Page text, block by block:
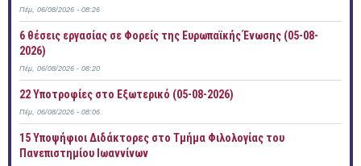
Πέμ, 06/08/2026 - 08:26
6 θέσεις εργασίας σε Φορείς της Ευρωπαϊκής Ένωσης (05-08-
2026)
Πέμ, 06/08/2026 - 08:20
22 Υποτροφίες στο Εξωτερικό (05-08-2026)
Πέμ, 06/08/2026 - 08:06
15 Υποψήφιοι Διδάκτορες στο Τμήμα Φιλολογίας του
Πανεπιστημίου Ιωαννίνων